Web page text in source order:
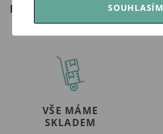
Hračky pro nejmenší děti
VŠE MÁME
SKLADEM
SOUHLASÍM